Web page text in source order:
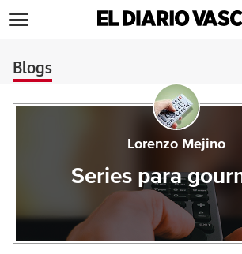
Blogs
Lorenzo Mejino
Series para